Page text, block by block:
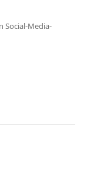
Social-Media-